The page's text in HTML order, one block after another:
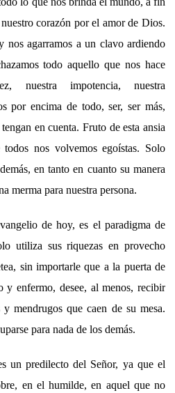
corazón por el amor de Dios.
nos agarramos a un clavo ardiendo
todo aquello que nos hace
nuestra impotencia, nuestra
por encima de todo, ser, ser más,
en cuenta. Fruto de esta ansia
nos volvemos egoístas. Solo
en tanto en cuanto su manera
merma para nuestra persona.
de hoy, es el paradigma de
utiliza sus riquezas en provecho
sin importarle que a la puerta de
y enfermo, desee, al menos, recibir
mendrugos que caen de su mesa.
para nada de los demás.
un predilecto del Señor, ya que el
en el humilde, en aquel que no